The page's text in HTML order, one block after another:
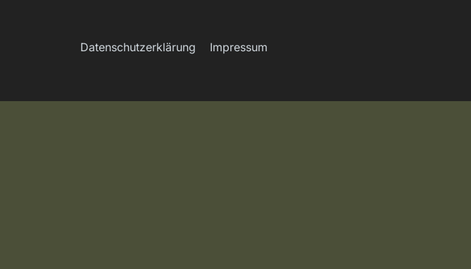
Datenschutz­erklärung Impressum